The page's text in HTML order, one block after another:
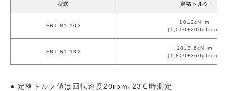
型式 定格トルク
FRT-N1-102
10±2cN･m
(1,000±200gf･cm)
FRT-N1-182
18±3.6cN･m
(1,800±360gf･cm)
定格トルク値は回転速度20rpm､23℃時測定